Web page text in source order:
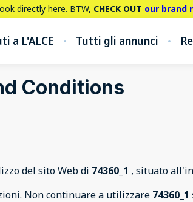
directly here. BTW, CHECK OUT our brand
a L'ALCE Tutti gli annunci
Conditions
del sito Web di 74360_1 , situato
Non continuare a utilizzare 74360_1